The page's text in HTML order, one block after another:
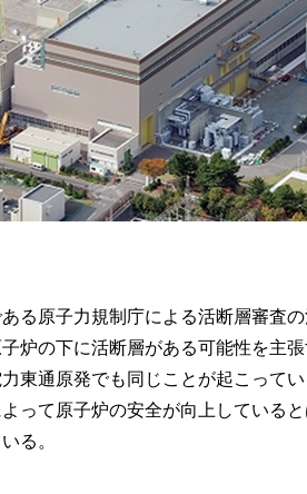
る原子力規制庁による活断層審査
炉の下に活断層がある可能性を主
東通原発でも同じことが起こって
って原子炉の安全が向上している
る。